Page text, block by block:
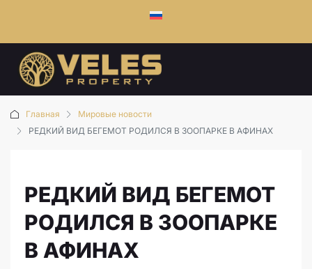
Главная
Мировые новости
РЕДКИЙ ВИД БЕГЕМОТ РОДИЛСЯ В ЗООПАРКЕ В АФИНАХ
РЕДКИЙ ВИД БЕГЕМОТ
РОДИЛСЯ В ЗООПАРКЕ
В АФИНАХ